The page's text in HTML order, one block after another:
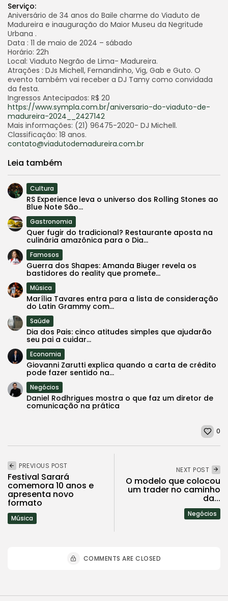
Serviço:
Aniversário de 34 anos do Baile charme do Viaduto de
Madureira e inauguração do Maior Museu da Negritude
Urbana .
Data : 11 de maio de 2024 – sábado
Horário: 22h
Local: Viaduto Negrão de Lima- Madureira.
Atrações : DJs Michell, Fernandinho, Vig, Gab e Guto. O
evento também vai receber a DJ Tamy como convidada
da festa.
Ingressos Antecipados: R$ 20
https://www.sympla.com.br/aniversario-do-viaduto-de-
madureira-2024__2427142
Mais informações: (21) 96475-2020- DJ Michell.
Classificação: 18 anos.
contato@viadutodemadureira.com.br
Leia também
Cultura
RS Experience leva o universo dos Rolling Stones ao
Blue Note São...
Gastronomia
Quer fugir do tradicional? Restaurante aposta na
culinária amazônica para o Dia...
Famosos
Guerra dos Shapes: Amanda Biuger revela os
bastidores do reality que promete...
Música
Marília Tavares entra para a lista de consideração
do Latin Grammy com...
Saúde
Dia dos Pais: cinco atitudes simples que ajudarão
seu pai a cuidar...
Economia
Giovanni Zarutti explica quando a carta de crédito
pode fazer sentido na...
Negócios
Daniel Rodhrigues mostra o que faz um diretor de
comunicação na prática
0
PREVIOUS POST
Festival Sarará
comemora 10 anos e
apresenta novo
formato
Música
NEXT POST
O modelo que colocou
um trader no caminho
da...
Negócios
COMMENTS ARE CLOSED